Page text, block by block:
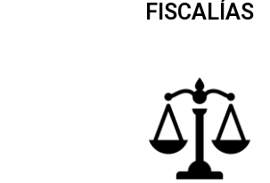
FISCALÍAS